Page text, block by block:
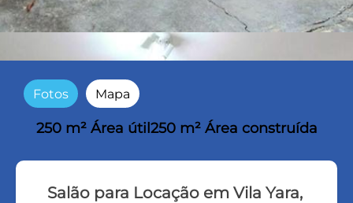
Fotos Mapa
250 m² Área útil250 m² Área construída
Salão para Locação em Vila Yara,